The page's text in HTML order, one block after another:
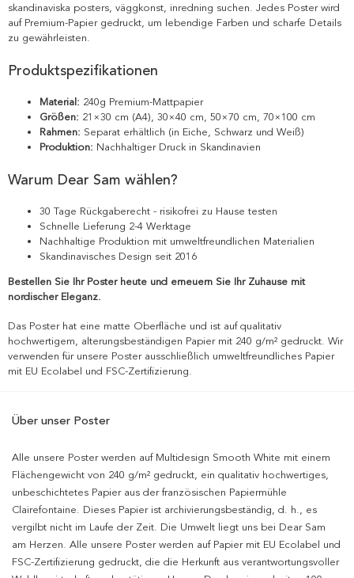
skandinaviska posters, väggkonst, inredning suchen. Jedes Poster wird
auf Premium-Papier gedruckt, um lebendige Farben und scharfe Details
zu gewährleisten.
Produktspezifikationen
Material: 240g Premium-Mattpapier
Größen: 21×30 cm (A4), 30×40 cm, 50×70 cm, 70×100 cm
Rahmen: Separat erhältlich (in Eiche, Schwarz und Weiß)
Produktion: Nachhaltiger Druck in Skandinavien
Warum Dear Sam wählen?
30 Tage Rückgaberecht - risikofrei zu Hause testen
Schnelle Lieferung 2-4 Werktage
Nachhaltige Produktion mit umweltfreundlichen Materialien
Skandinavisches Design seit 2016
Bestellen Sie Ihr Poster heute und erneuern Sie Ihr Zuhause mit
nordischer Eleganz.
Das Poster hat eine matte Oberfläche und ist auf qualitativ
hochwertigem, alterungsbeständigen Papier mit 240 g/m² gedruckt. Wir
verwenden für unsere Poster ausschließlich umweltfreundliches Papier
mit EU Ecolabel und FSC-Zertifizierung.
Über unser Poster
Alle unsere Poster werden auf Multidesign Smooth White mit einem
Flächengewicht von 240 g/m² gedruckt, ein qualitativ hochwertiges,
unbeschichtetes Papier aus der französischen Papiermühle
Clairefontaine. Dieses Papier ist archivierungsbeständig, d. h., es
vergilbt nicht im Laufe der Zeit. Die Umwelt liegt uns bei Dear Sam
am Herzen. Alle unsere Poster werden auf Papier mit EU Ecolabel und
FSC-Zertifizierung gedruckt, die die Herkunft aus verantwortungsvoller